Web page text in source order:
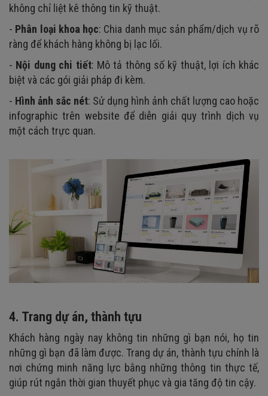
không chỉ liệt kê thông tin kỹ thuật.
- Phân loại khoa học: Chia danh mục sản phẩm/dịch vụ rõ
ràng để khách hàng không bị lạc lối.
- Nội dung chi tiết: Mô tả thông số kỹ thuật, lợi ích khác
biệt và các gói giải pháp đi kèm.
- Hình ảnh sắc nét: Sử dụng hình ảnh chất lượng cao hoặc
infographic trên website để diễn giải quy trình dịch vụ
một cách trực quan.
4. Trang dự án, thành tựu
Khách hàng ngày nay không tin những gì bạn nói, họ tin
những gì bạn đã làm được. Trang dự án, thành tựu chính là
nơi chứng minh năng lực bằng những thông tin thực tế,
giúp rút ngắn thời gian thuyết phục và gia tăng độ tin cậy.